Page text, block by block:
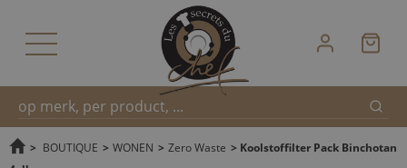
Snel
> BOUTIQUE > WONEN > Zero Waste > Koolstoffilter Pack Binchotan